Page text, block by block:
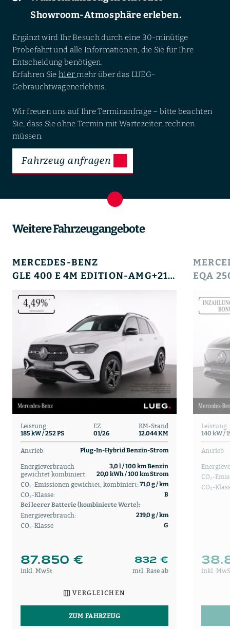
Showroom-Atmosphäre erleben.
Ergänzt wird Ihr Besuch durch eine 30-minütige
Probefahrt und alle Informationen, die Sie für Ihre
Entscheidung benötigen.
Erfahren Sie hiermehr über das LUEG-
Gebrauchtwagenerlebnis.
Wir freuen uns auf Ihre Terminanfrage – bitte beachten
Sie, dass Sie ohne Termin mit Wartezeiten rechnen
müssen.
Fahrzeug anfragen
Weitere Fahrzeugangebote
MERCEDES-BENZ
GLE 400 E 4M EDITION-AMG+21+HUD+PANO+AHK+SOUND+
Leistung
185 kW / 252 PS
EZ
01/26
KM-Stand
12.044 KM
Antrieb Plug-In-Hybrid Benzin-Strom
Energieverbrauch
gewichtet kombiniert:
3,0 l / 100 km Benzin
20,0 kWh / 100 km Strom
CO₂-Emissionen gewichtet, kombiniert:71,0 g / km
CO₂-Klasse:
B
Bei leerer Batterie (kombinierte Werte):
Energieverbrauch: 219,0 g / km
CO₂-Klasse G
87.850 € 832 €
inkl. MwSt. mtl. Rate ab
VERGLEICHEN
ZUM FAHRZEUG
Leistung
140 kW /
Antrieb
CO₂-
CO₂-
inkl.